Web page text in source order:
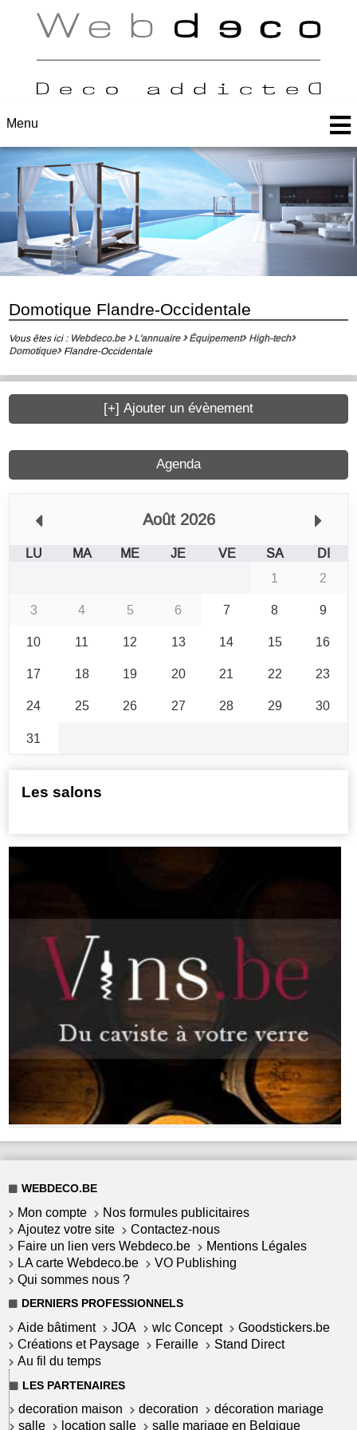
Menu
Domotique Flandre-Occidentale
Vous êtes ici : Webdeco.be L'annuaire Équipement
High-tech
Domotique
Flandre-Occidentale
Agenda
Août 2026
LU MA ME JE VE SA
DI
1
2
3
4 5 6 7 8
9
10
11 12 13 14 15
16
17
18 19 20 21 22
23
24
25 26 27 28 29
30
31
[+] Ajouter un évènement
Les salons
WEBDECO.BE
Mon compte
Nos formules publicitaires
Ajoutez votre site
Contactez-nous
Faire un lien vers Webdeco.be
Mentions Légales
LA carte Webdeco.be
VO Publishing
Qui sommes nous ?
DERNIERS PROFESSIONNELS
Aide bâtiment JOA wlc Concept
Goodstickers.be
Créations et Paysage
Feraille
Stand Direct
Au fil du temps
LES PARTENAIRES
decoration maison decoration
décoration mariage
salle
location salle salle mariage en Belgique